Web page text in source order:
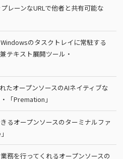
レーンなURLで他者と共有可能な
のタスクトレイに常駐する
テキスト展開ツール・
オープンソースのAIネイティブな
「Premation」
るオープンソースのターミナルファ
務を行ってくれるオープンソースの